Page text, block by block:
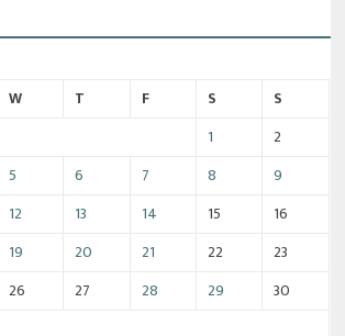
W T F S
S
1
2
5 6 7 8
9
12 13 14 15
16
19 20 21 22
23
26 27 28 29
30